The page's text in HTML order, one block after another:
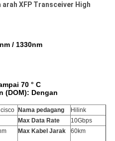
arah XFP Transceiver High
/ 1330nm
70 ° C
(DOM): Dengan
Nama pedagang
Hilink
Max Data Rate
10Gbps
Max Kabel Jarak 60km